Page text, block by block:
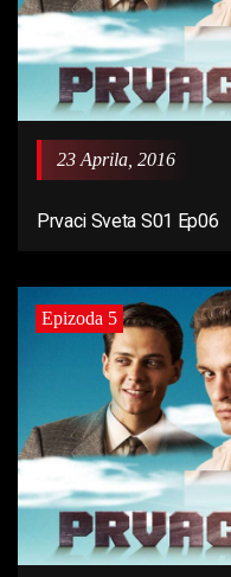
23 Aprila, 2016
Prvaci Sveta S01 Ep06
Epizoda 5